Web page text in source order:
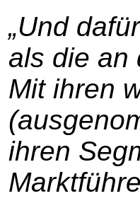
„Und
als die an
Mit ihren
ihren